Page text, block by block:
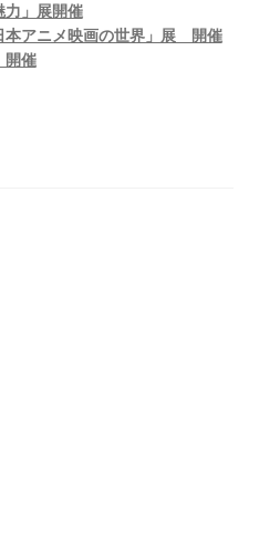
」展開催
本アニメ映画の世界」展 開催
開催